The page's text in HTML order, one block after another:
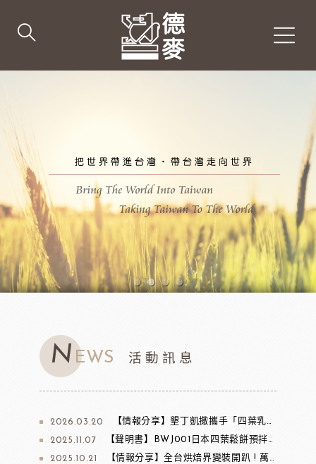
1 2 3 4
N EWS 活動訊息
2026.03.20 【情報分享】墾丁凱撒攜手「四葉乳業」推「雪國x南島」冰火甜點季 11款乳香系甜點與三層英式下午茶限定登場
2025.11.07 【聲明書】BWJ001日本四葉鬆餅預拌粉產品回收聲明
2025.10.21 【情報分享】全台烘焙界變裝開趴 ! 萬聖節限定「鬼怪烘焙」創意大爆發 惡魔甜點、暗黑麵包四大名店齊飄萬聖魔力